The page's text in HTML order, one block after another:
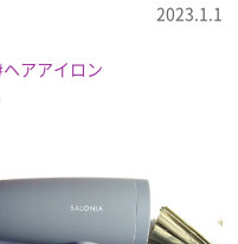
2023.1.1
ヘアアイロン